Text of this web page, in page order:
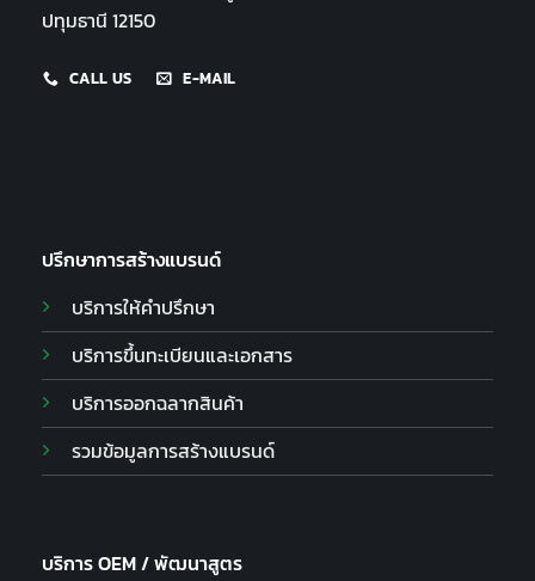
ปทุมธานี 12150
CALL US E-MAIL
ปรึกษาการสร้างแบรนด์
บริการให้คำปรึกษา
บริการขึ้นทะเบียนและเอกสาร
บริการออกฉลากสินค้า
รวมข้อมูลการสร้างแบรนด์
บริการ OEM / พัฒนาสูตร